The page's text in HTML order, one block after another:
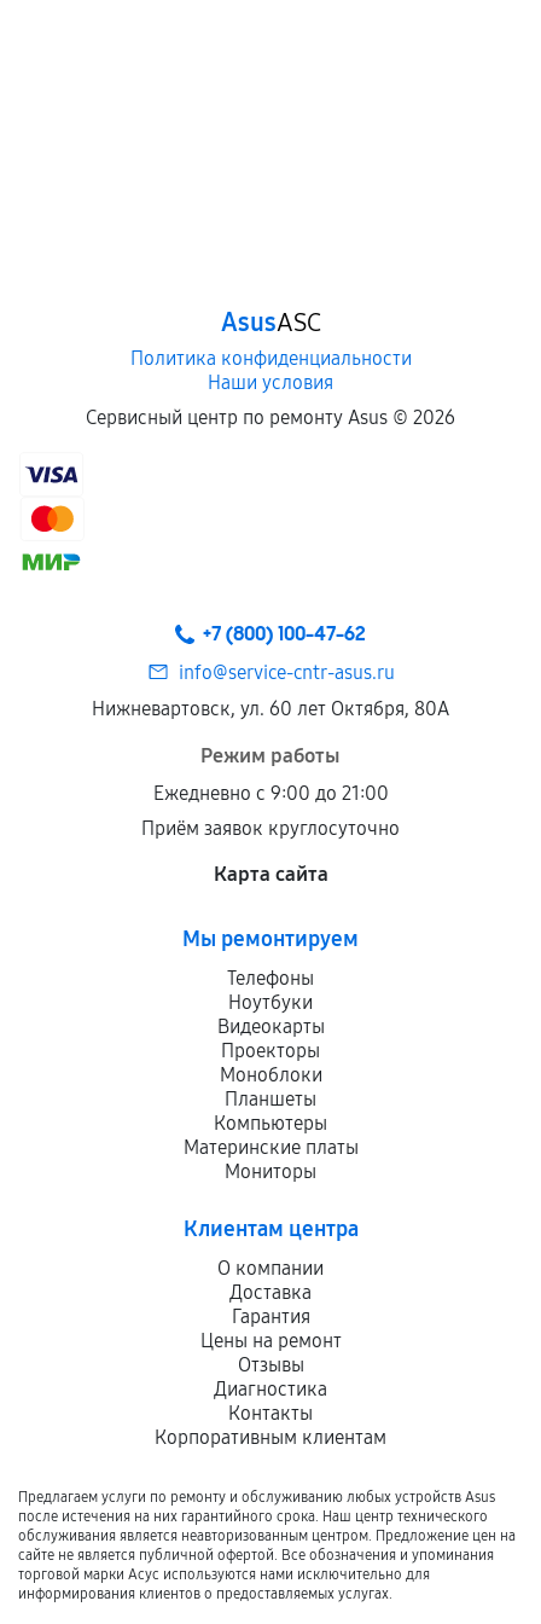
отдельных условиях.
Если комплектующие куплены
сохраняться полностью или частично, если
соблюдены следующие условия:
центром.
При этом гарантия на сами комплектующие
продавца. За качество сторонних деталей
сервисный центр ответственности не несет.
AsusASC
Политика конфиденциальности
Наши условия
Сервисный центр по ремонту Asus © 2026
+7 (800) 100-47-62
info@service-cntr-asus.ru
Нижневартовск, ул. 60 лет Октября, 80А
Режим работы
Ежедневно с 9:00 до 21:00
Приём заявок круглосуточно
Карта сайта
Мы ремонтируем
Телефоны
Ноутбуки
Видеокарты
Проекторы
Моноблоки
Планшеты
Компьютеры
Материнские платы
Мониторы
Клиентам центра
О компании
Доставка
Гарантия
Цены на ремонт
Отзывы
Диагностика
Контакты
Корпоративным клиентам
Предлагаем услуги по ремонту и обслуживанию любых устройств Asus
после истечения на них гарантийного срока. Наш центр технического
обслуживания является неавторизованным центром. Предложение цен на
сайте не является публичной офертой. Все обозначения и упоминания
торговой марки Асус используются нами исключительно для
информирования клиентов о предоставляемых услугах.